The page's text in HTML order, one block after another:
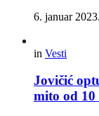
6. januar
in Vesti
Jovičić
mito od